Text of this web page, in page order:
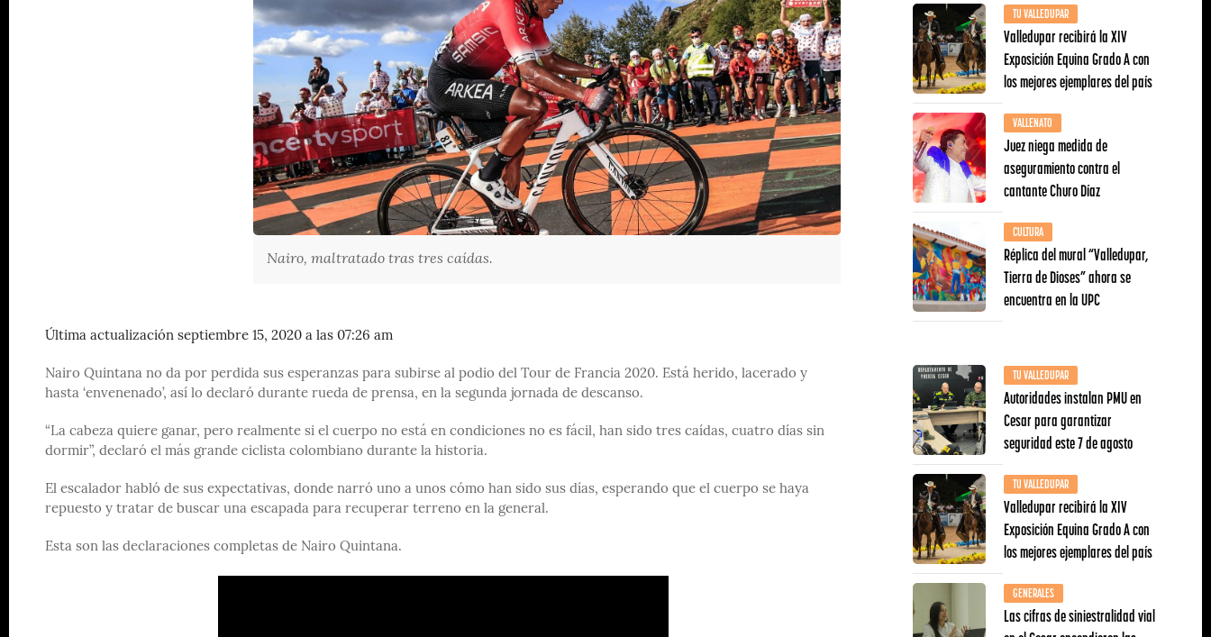
Nairo, maltratado tras tres caídas.
Última actualización septiembre 15, 2020 a las 07:26 am
Nairo Quintana no da por perdida sus esperanzas para subirse al podio del Tour de Francia 2020. Está herido, lacerado y
hasta ‘envenenado’, así lo declaró durante rueda de prensa, en la segunda jornada de descanso.
“La cabeza quiere ganar, pero realmente si el cuerpo no está en condiciones no es fácil, han sido tres caídas, cuatro días sin
dormir”, declaró el más grande ciclista colombiano durante la historia.
El escalador habló de sus expectativas, donde narró uno a unos cómo han sido sus días, esperando que el cuerpo se haya
repuesto y tratar de buscar una escapada para recuperar terreno en la general.
Esta son las declaraciones completas de Nairo Quintana.
TU VALLEDUPAR
Valledupar recibirá la XIV
Exposición Equina Grado A con
los mejores ejemplares del país
VALLENATO
Juez niega medida de
aseguramiento contra el
cantante Churo Díaz
CULTURA
Réplica del mural “Valledupar,
Tierra de Dioses” ahora se
encuentra en la UPC
TU VALLEDUPAR
Autoridades instalan PMU en
Cesar para garantizar
seguridad este 7 de agosto
TU VALLEDUPAR
Valledupar recibirá la XIV
Exposición Equina Grado A con
los mejores ejemplares del país
GENERALES
Las cifras de siniestralidad vial